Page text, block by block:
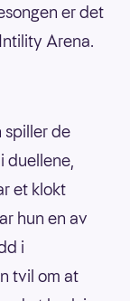
er det
Arena.
spiller de
duellene,
et klokt
hun en av
i
tvil om at